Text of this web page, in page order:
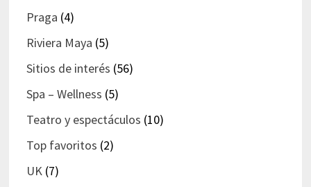
Praga (4)
Riviera Maya (5)
Sitios de interés (56)
Spa – Wellness (5)
Teatro y espectáculos (10)
Top favoritos (2)
UK(7)